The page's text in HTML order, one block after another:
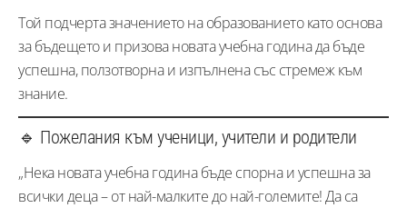
Той подчерта значението на образованието като основа
за бъдещето и призова новата учебна година да бъде
успешна, ползотворна и изпълнена със стремеж към
знание.
🔹 Пожелания към ученици, учители и родители
„Нека новата учебна година бъде спорна и успешна за
всички деца – от най-малките до най-големите! Да са